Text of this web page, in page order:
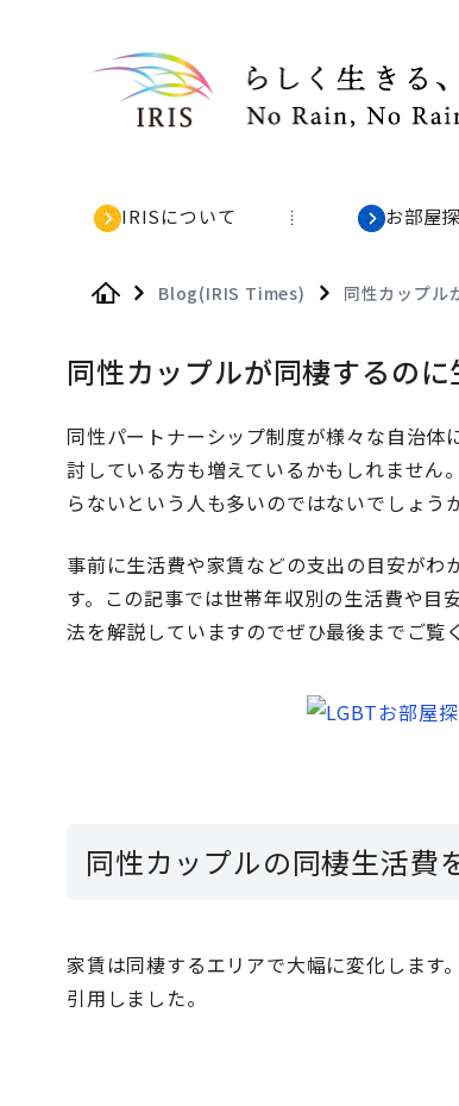
IRISについて お部屋
Blog(IRIS Times) 同性カップル
同性カップルが同棲するの
同性パートナーシップ制度が様々な自治
討している方も増えているかもしれません
らないという人も多いのではないでしょう
事前に生活費や家賃などの支出の目安が
す。この記事では世帯年収別の生活費や
法を解説していますのでぜひ最後までご覧
同性カップルの同棲生活費
家賃は同棲するエリアで大幅に変化します
引用しました。